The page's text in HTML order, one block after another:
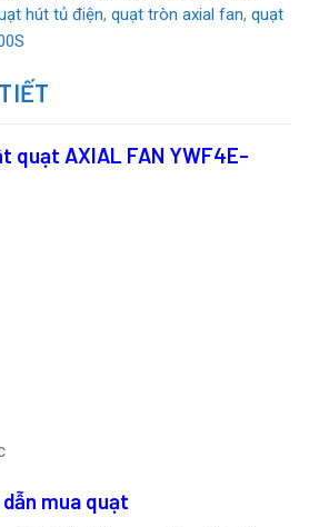
hút tủ điện, quạt tròn axial fan, quạt
quạt AXIAL FAN YWF4E-
mua quạt